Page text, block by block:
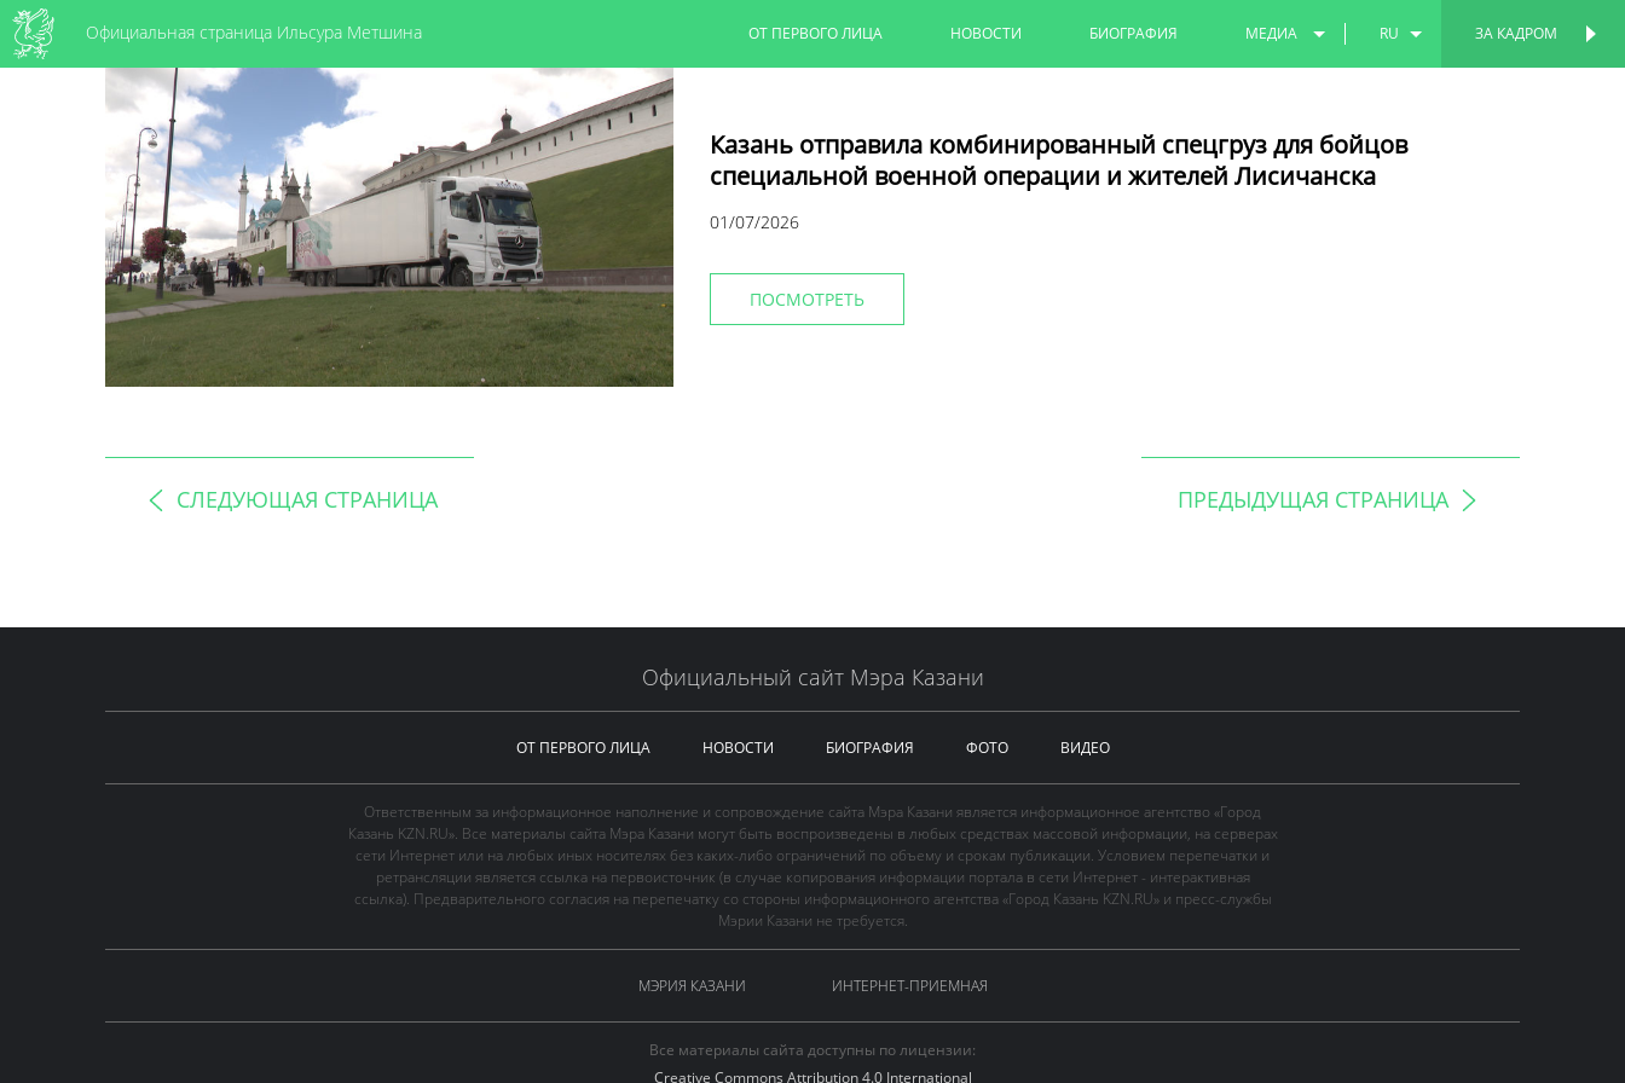
Официальная страница Ильсура Метшина ЗА КАДРОМ
ОТ ПЕРВОГО ЛИЦА НОВОСТИ БИОГРАФИЯ МЕДИА
ВИДЕО
RU
Казань отправила комбинированный спецгруз для бойцов
специальной военной операции и жителей Лисичанска
01/07/2026
ПОСМОТРЕТЬ
СЛЕДУЮЩАЯ СТРАНИЦА ПРЕДЫДУЩАЯ СТРАНИЦА
Официальный сайт Мэра Казани
ОТ ПЕРВОГО ЛИЦА НОВОСТИ БИОГРАФИЯ ФОТО ВИДЕО
Ответственным за информационное наполнение и сопровождение сайта Мэра Казани является информационное агентство «Город
Казань KZN.RU». Все материалы сайта Мэра Казани могут быть воспроизведены в любых средствах массовой информации, на серверах
сети Интернет или на любых иных носителях без каких-либо ограничений по объему и срокам публикации. Условием перепечатки и
ретрансляции является ссылка на первоисточник (в случае копирования информации портала в сети Интернет - интерактивная
ссылка). Предварительного согласия на перепечатку со стороны информационного агентства «Город Казань KZN.RU» и пресс-службы
Мэрии Казани не требуется.
МЭРИЯ КАЗАНИ ИНТЕРНЕТ-ПРИЕМНАЯ
Все материалы сайта доступны по лицензии:
Creative Commons Attribution 4.0 International